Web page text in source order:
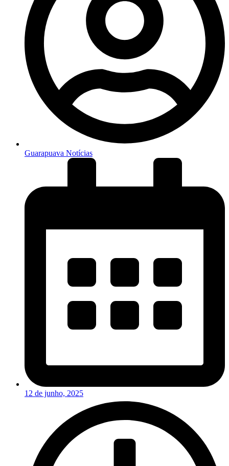
Guarapuava Notícias
12 de junho, 2025